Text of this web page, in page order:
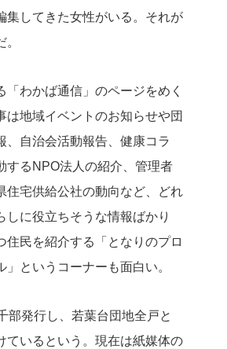
集してきた女性がいる。それが
「わかば通信」のページをめく
は地域イベントのお知らせや団
、自治会活動報告、健康コラ
するNPO法人の紹介、管理者
住宅供給公社の動向など、どれ
しに役立ちそうな情報ばかり
住民を紹介する「となりのプロ
」というコーナーも面白い。
部発行し、若葉台団地全戸と
ているという。現在は紙媒体の